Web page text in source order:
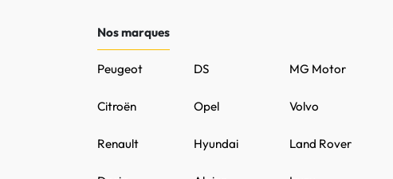
Nos marques
Peugeot DS MG Motor
Citroën Opel Volvo
Renault Hyundai Land Rover